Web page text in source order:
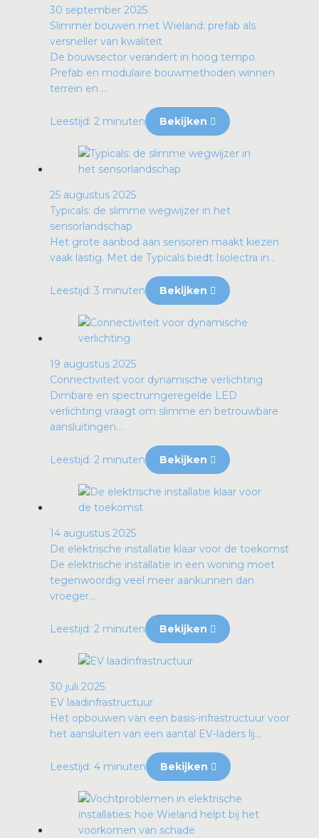
30 september 2025
Slimmer bouwen met Wieland: prefab als
versneller van kwaliteit
De bouwsector verandert in hoog tempo.
Prefab en modulaire bouwmethoden winnen
terrein en ...
Leestijd: 2 minuten Bekijken
25 augustus 2025
Typicals: de slimme wegwijzer in het
sensorlandschap
Het grote aanbod aan sensoren maakt kiezen
vaak lastig. Met de Typicals biedt Isolectra in...
Leestijd: 3 minuten Bekijken
19 augustus 2025
Connectiviteit voor dynamische verlichting
Dimbare en spectrumgeregelde LED
verlichting vraagt om slimme en betrouwbare
aansluitingen...
Leestijd: 2 minuten Bekijken
14 augustus 2025
De elektrische installatie klaar voor de toekomst
De elektrische installatie in een woning moet
tegenwoordig veel meer aankunnen dan
vroeger...
Leestijd: 2 minuten Bekijken
30 juli 2025
EV laadinfrastructuur
Het opbouwen van een basis-infrastructuur voor
het aansluiten van een aantal EV-laders lij...
Leestijd: 4 minuten Bekijken